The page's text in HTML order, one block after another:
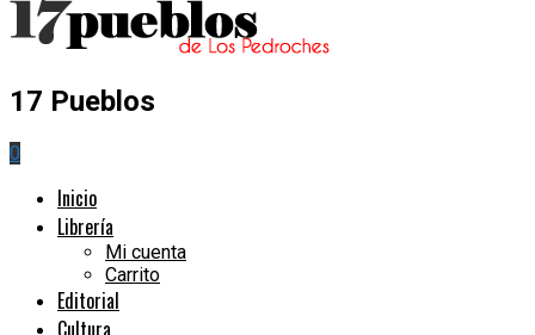
17 Pueblos
0
Inicio
Librería
Mi cuenta
Carrito
Editorial
Cultura